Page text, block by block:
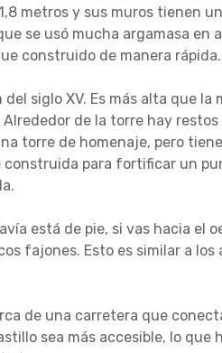
metros y sus muros tienen
se usó mucha argamasa en
construido de manera rápida.
siglo XV. Es más alta que
de la torre hay
torre de homenaje, pero
construida para fortificar un
está de pie, si vas hacia el
fajones. Esto es similar a
de una carretera que
sea más accesible, lo